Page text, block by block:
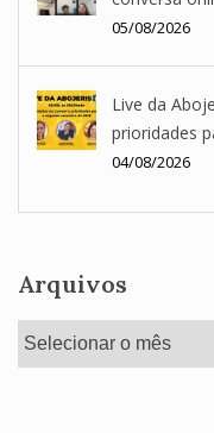
05/08/2026
Live da
prioridades
04/08/2026
Arquivos
Arquivos